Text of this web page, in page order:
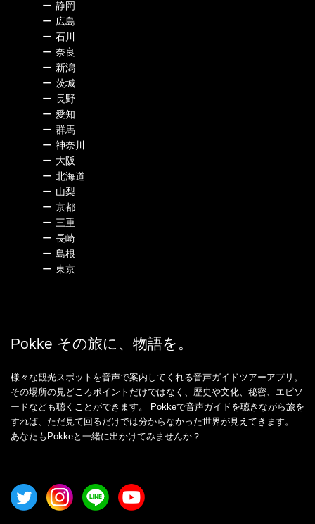
ー 静岡
ー 広島
ー 石川
ー 奈良
ー 新潟
ー 茨城
ー 長野
ー 愛知
ー 群馬
ー 神奈川
ー 大阪
ー 北海道
ー 山梨
ー 京都
ー 三重
ー 長崎
ー 島根
ー 東京
Pokke その旅に、物語を。
様々な観光スポットを音声で案内してくれる音声ガイドツアーアプリ。
その場所の見どころポイントだけではなく、歴史や文化、秘密、エピソ
ードなども聴くことができます。 Pokkeで音声ガイドを聴きながら旅を
すれば、ただ見て回るだけでは分からなかった世界が見えてきます。
あなたもPokkeと一緒に出かけてみませんか？